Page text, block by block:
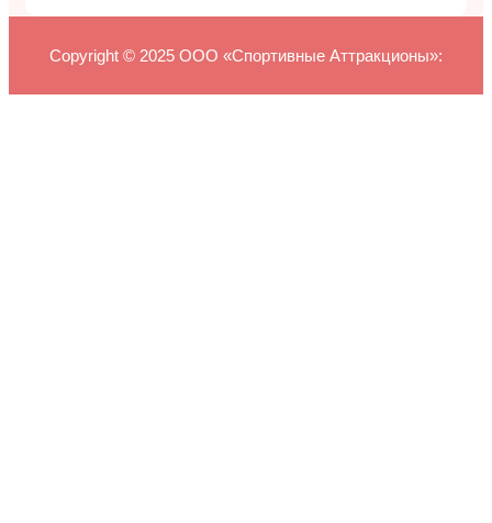
Copyright © 2025 ООО «Спортивные Аттракционы»: